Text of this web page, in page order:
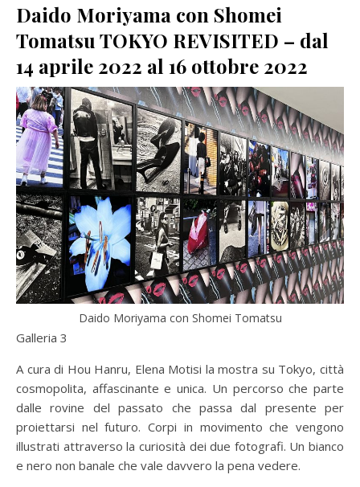
Daido Moriyama con Shomei
Tomatsu TOKYO REVISITED – dal
14 aprile 2022 al 16 ottobre 2022
Daido Moriyama con Shomei Tomatsu
Galleria 3
A cura di Hou Hanru, Elena Motisi la mostra su Tokyo, città
cosmopolita, affascinante e unica. Un percorso che parte
dalle rovine del passato che passa dal presente per
proiettarsi nel futuro. Corpi in movimento che vengono
illustrati attraverso la curiosità dei due fotografi. Un bianco
e nero non banale che vale davvero la pena vedere.